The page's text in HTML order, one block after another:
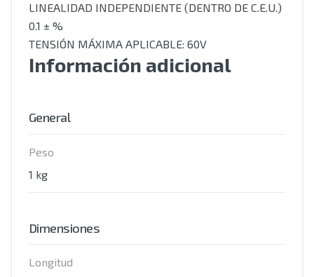
LINEALIDAD INDEPENDIENTE (DENTRO DE C.E.U.)
0.1 ± %
TENSIÓN MÁXIMA APLICABLE: 60V
Información adicional
General
Peso
1 kg
Dimensiones
Longitud